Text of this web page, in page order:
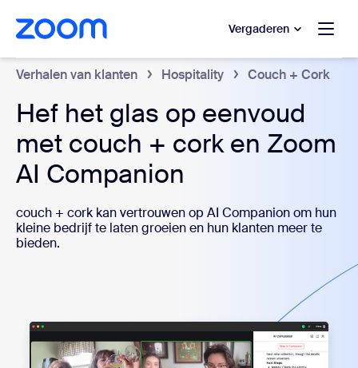
hoofdinhoud gaan
naar hulp via chat Vergaderen
Verhalen van klanten Hospitality Couch + Cork
Hef het glas op eenvoud
met couch + cork en Zoom
AI Companion
couch + cork kan vertrouwen op AI Companion om hun
kleine bedrijf te laten groeien en hun klanten meer te
bieden.